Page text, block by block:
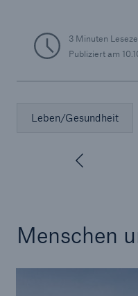
3 Minuten
Publiziert am
Leben/Gesundheit
Menschen